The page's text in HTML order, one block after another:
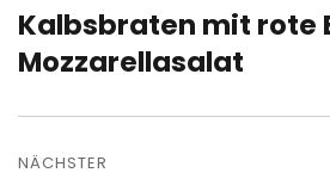
Vorheriger
Beitrag:
Kalbsbraten mit rote
Mozzarellasalat
NÄCHSTER